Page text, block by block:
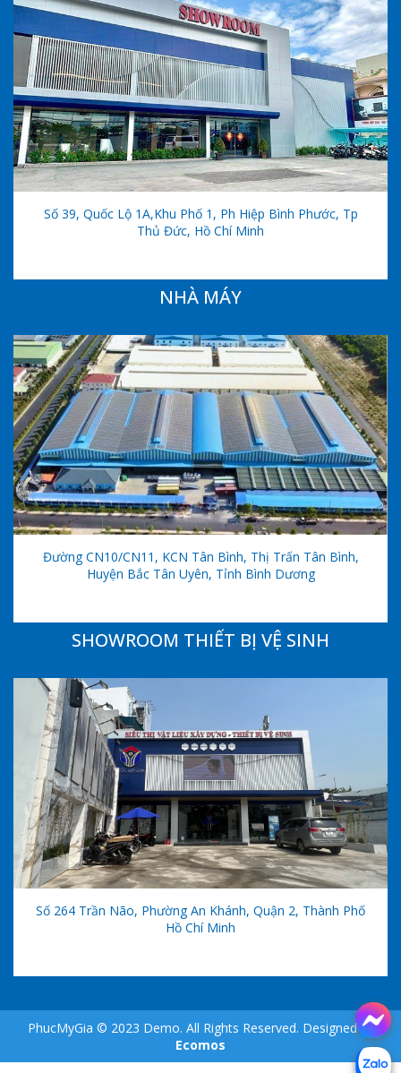
Số 39, Quốc Lộ 1A,khu Phố 1, Ph Hiệp Bình Phước, Tp
Thủ Đức, Hồ Chí Minh
NHÀ MÁY
Đường CN10/CN11, KCN Tân Bình, Thị Trấn Tân Bình,
Huyện Bắc Tân Uyên, Tỉnh Bình Dương
SHOWROOM THIẾT BỊ VỆ SINH
Số 264 Trần Não, Phường An Khánh, Quận 2, Thành Phố
Hồ Chí Minh
PhucMyGia © 2023 Demo. All Rights Reserved. Designed by
Ecomos